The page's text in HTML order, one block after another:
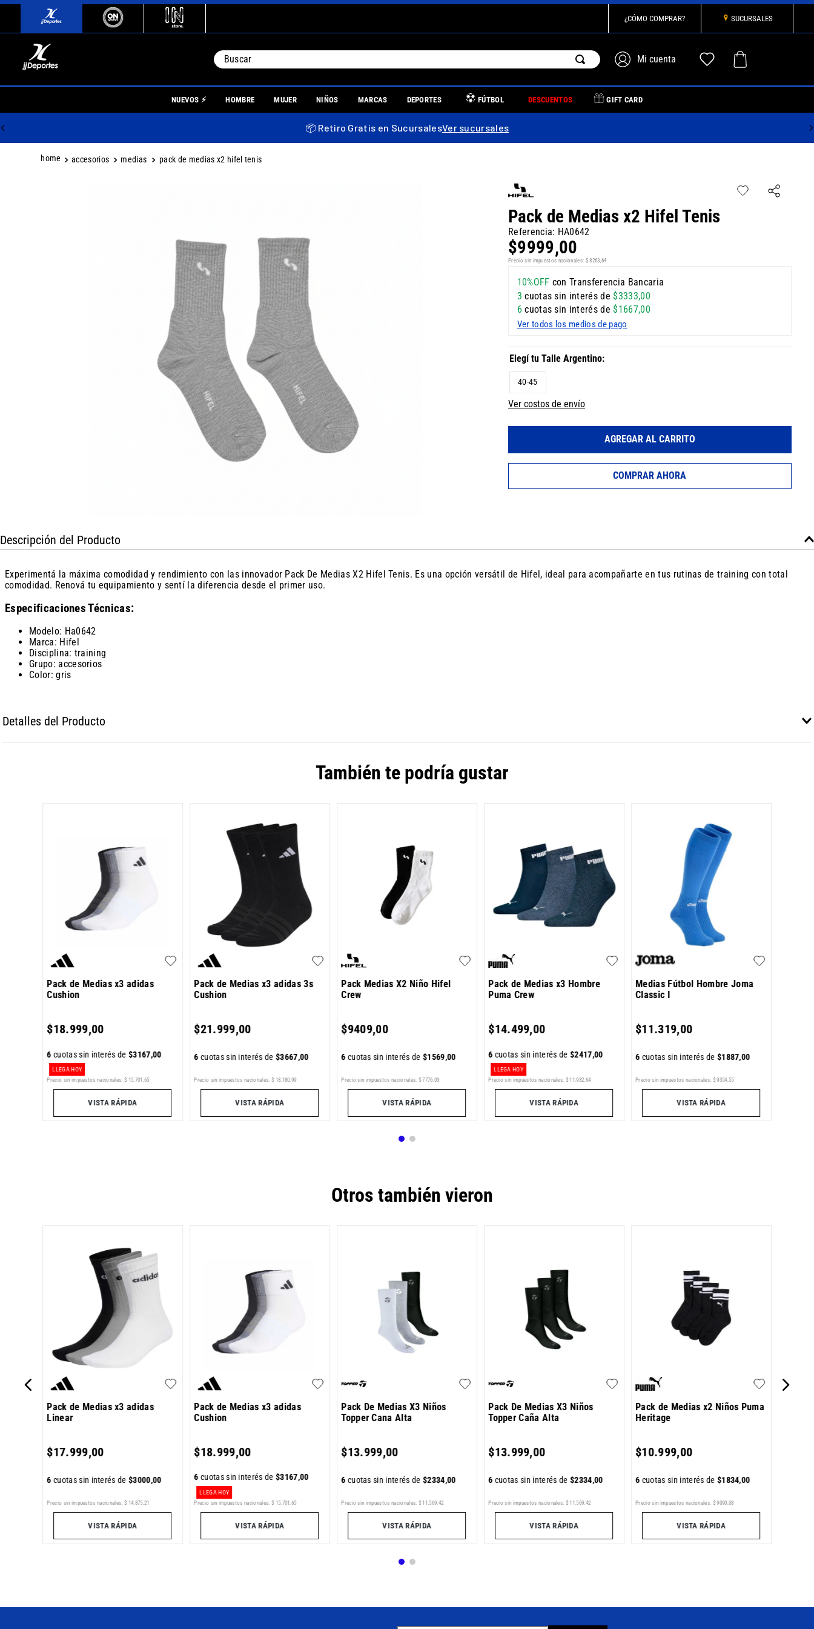
¿CÓMO COMPRAR? SUCURSALES
Buscar
NUEVOS ⚡ HOMBRE MUJER NIÑOS MARCAS DEPORTES FÚTBOL DESCUENTOS GIFT CARD
📦 Retiro Gratis en SucursalesVer sucursales
accesorios medias pack de medias x2 hifel tenis
Pack de Medias x2 Hifel Tenis
Referencia: HA0642
$9999,00
Precio sin impuestos nacionales: $ 8263 64
10%OFF con Transferencia Bancaria
3 cuotas sin interés de$3333,00
6 cuotas sin interés de$1667,00
Ver todos los medios de pago
40-45
Ver costos de envío
AGREGAR AL CARRITO
COMPRAR AHORA
Descripción del Producto
Experimentá la máxima comodidad y rendimiento con las innovador Pack De Medias X2 Hifel Tenis. Es una opción versátil de Hifel, ideal para acompañarte en tus rutinas de training con total
comodidad. Renová tu equipamiento y sentí la diferencia desde el primer uso.
Especificaciones Técnicas:
Modelo: Ha0642
Marca: Hifel
Disciplina: training
Grupo: accesorios
Color: gris
Detalles del Producto
También te podría gustar
Pack de Medias x3 adidas
Cushion
$18.999,00
6cuotas sin interés de$3167,00
LLEGA HOY
Precio sin impuestos nacionales: $ 15.701 ,65
VISTA RÁPIDA
Pack de Medias x3 adidas 3s
Cushion
$21.999,00
6cuotas sin interés de$3667,00
Precio sin impuestos nacionales: $ 18. 180,99
VISTA RÁPIDA
Pack Medias X2 Niño Hifel
Crew
$9409,00
6cuotas sin interés de$1569,00
Precio sin impuestos nacionales: $ 7776,03
VISTA RÁPIDA
Pack de Medias x3 Hombre
Puma Crew
$14.499,00
6cuotas sin interés de$2417,00
LLEGA HOY
Precio sin impuestos nacionales: $ 11 .982,64
VISTA RÁPIDA
Medias Fútbol Hombre Joma
Classic I
$11.319,00
6cuotas sin interés de$1887,00
Precio sin impuestos nacionales: $ 9354,55
VISTA RÁPIDA
Otros también vieron
Pack de Medias x3 adidas
Linear
$17.999,00
6cuotas sin interés de$3000,00
Precio sin impuestos nacionales: $ 14 875 ,21
VISTA RÁPIDA
Pack de Medias x3 adidas
Cushion
$18.999,00
6cuotas sin interés de$3167,00
LLEGA HOY
Precio sin impuestos nacionales: $ 15 701 65
VISTA RÁPIDA
Pack De Medias X3 Niños
Topper Cana Alta
$13.999,00
6cuotas sin interés de$2334,00
Precio sin impuestos nacionales: $ 11 .569 42
VISTA RÁPIDA
Pack De Medias X3 Niños
Topper Caña Alta
$13.999,00
6cuotas sin interés de$2334,00
Precio sin impuestos nacionales: $ 11 .569 42
VISTA RÁPIDA
Pack de Medias x2 Niños Puma
Heritage
$10.999,00
6cuotas sin interés de$1834,00
Precio sin impuestos nacionales: $ 9090 ,08
VISTA RÁPIDA
TÉRMINOS MÁS BUSCADOS
1.
river
3.
boca
4.
hombre
zapatillas mujer